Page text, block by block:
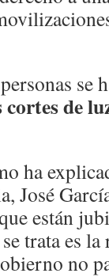
se
de
ha
José
están
trata es
no